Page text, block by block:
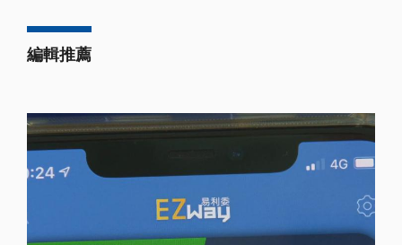
編輯推薦